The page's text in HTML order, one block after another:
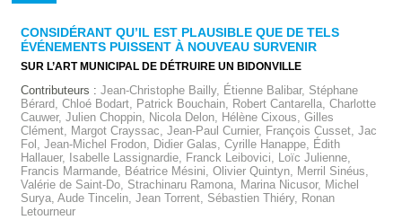
CONSIDÉRANT QU’IL EST PLAUSIBLE QUE DE TELS
ÉVÉNEMENTS PUISSENT À NOUVEAU SURVENIR
SUR L’ART MUNICIPAL DE DÉTRUIRE UN BIDONVILLE
Contributeurs : Jean-Christophe Bailly, Étienne Balibar, Stéphane
Bérard, Chloé Bodart, Patrick Bouchain, Robert Cantarella, Charlotte
Cauwer, Julien Choppin, Nicola Delon, Hélène Cixous, Gilles
Clément, Margot Crayssac, Jean-Paul Curnier, François Cusset, Jac
Fol, Jean-Michel Frodon, Didier Galas, Cyrille Hanappe, Édith
Hallauer, Isabelle Lassignardie, Franck Leibovici, Loïc Julienne,
Francis Marmande, Béatrice Mésini, Olivier Quintyn, Merril Sinéus,
Valérie de Saint-Do, Strachinaru Ramona, Marina Nicusor, Michel
Surya, Aude Tincelin, Jean Torrent, Sébastien Thiéry, Ronan
Letourneur